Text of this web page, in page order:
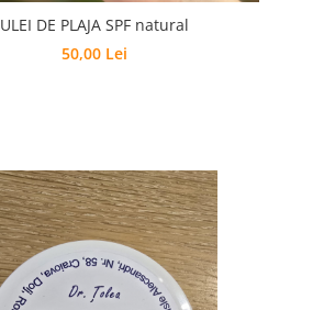
ULEI DE PLAJA SPF natural
50,00 Lei